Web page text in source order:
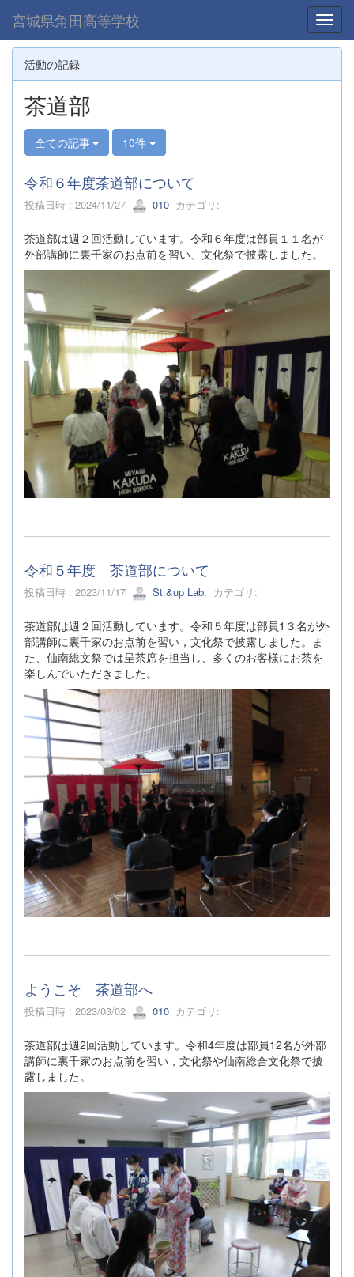
宮城県角田高等学校
活動の記録
茶道部
全ての記事 10件
令和６年度茶道部について
投稿日時 : 2024/11/27 010 カテゴリ:
茶道部は週２回活動しています。令和６年度は部員１１名が
外部講師に裏千家のお点前を習い、文化祭で披露しました。
令和５年度 茶道部について
投稿日時 : 2023/11/17 St.&up Lab. カテゴリ:
茶道部は週２回活動しています。令和５年度は部員1３名が外
部講師に裏千家のお点前を習い，文化祭で披露しました。ま
た、仙南総文祭では呈茶席を担当し、多くのお客様にお茶を
楽しんでいただきました。
ようこそ 茶道部へ
投稿日時 : 2023/03/02 010 カテゴリ:
茶道部は週2回活動しています。令和4年度は部員12名が外部
講師に裏千家のお点前を習い，文化祭や仙南総合文化祭で披
露しました。